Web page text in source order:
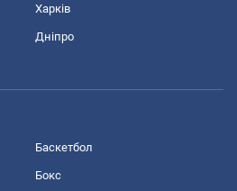
Харків
Дніпро
Баскетбол
Бокс